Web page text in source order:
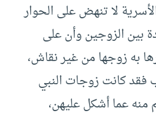
لا تنهض على الحوار
بين الزوجين وأن على
به زوجها من غير نقاش،
كانت زوجات النبي
منه عما أشكل عليهن،